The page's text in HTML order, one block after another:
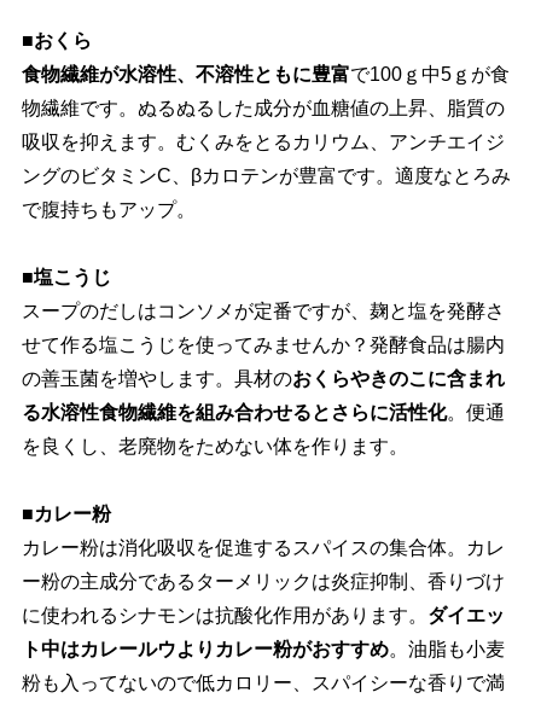
■おくら
食物繊維が水溶性、不溶性ともに豊富で100ｇ中5ｇが食
物繊維です。ぬるぬるした成分が血糖値の上昇、脂質の
吸収を抑えます。むくみをとるカリウム、アンチエイジ
ングのビタミンC、βカロテンが豊富です。適度なとろみ
で腹持ちもアップ。
■塩こうじ
スープのだしはコンソメが定番ですが、麹と塩を発酵さ
せて作る塩こうじを使ってみませんか？発酵食品は腸内
の善玉菌を増やします。具材のおくらやきのこに含まれ
る水溶性食物繊維を組み合わせるとさらに活性化。便通
を良くし、老廃物をためない体を作ります。
■カレー粉
カレー粉は消化吸収を促進するスパイスの集合体。カレ
ー粉の主成分であるターメリックは炎症抑制、香りづけ
に使われるシナモンは抗酸化作用があります。 ダイエッ
ト中はカレールウよりカレー粉がおすすめ。油脂も小麦
粉も入ってないので低カロリー、スパイシーな香りで満